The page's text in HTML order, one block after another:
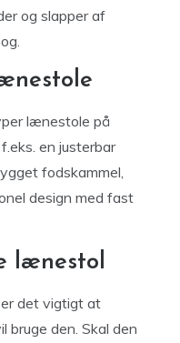
og slapper af
lænestole på
en justerbar
fodskammel,
design med fast
lænestol
det vigtigt at
bruge den. Skal den